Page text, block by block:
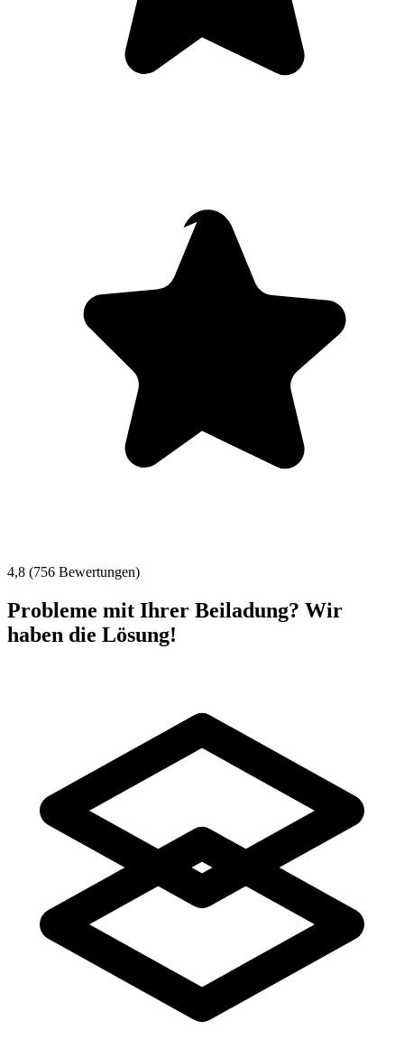
4,8 (756 Bewertungen)
Probleme mit Ihrer Beiladung? Wir
haben die Lösung!